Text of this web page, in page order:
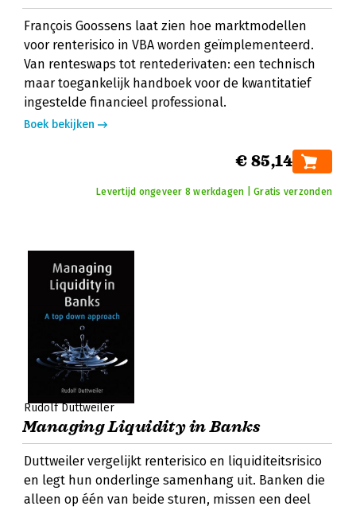
François Goossens laat zien hoe marktmodellen
voor renterisico in VBA worden geïmplementeerd.
Van renteswaps tot rentederivaten: een technisch
maar toegankelijk handboek voor de kwantitatief
ingestelde financieel professional.
Boek bekijken
€ 85,14
Levertijd ongeveer 8 werkdagen | Gratis verzonden
Rudolf Duttweiler
Managing Liquidity in Banks
Duttweiler vergelijkt renterisico en liquiditeitsrisico
en legt hun onderlinge samenhang uit. Banken die
alleen op één van beide sturen, missen een deel